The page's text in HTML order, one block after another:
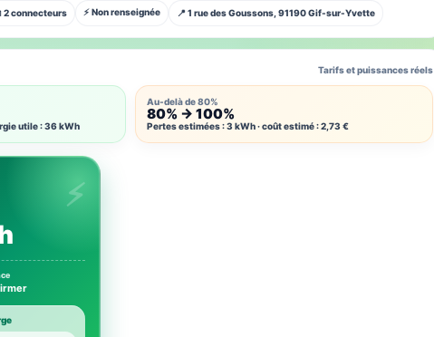
2 connecteurs ⚡ Non renseignée 📍 1 rue des Goussons, 91190 Gif-sur-Yvette
Tarifs et puissances réels
utile : 36 kWh
Au-delà de 80%
80% → 100%
Pertes estimées : 3 kWh · coût estimé : 2,73 €